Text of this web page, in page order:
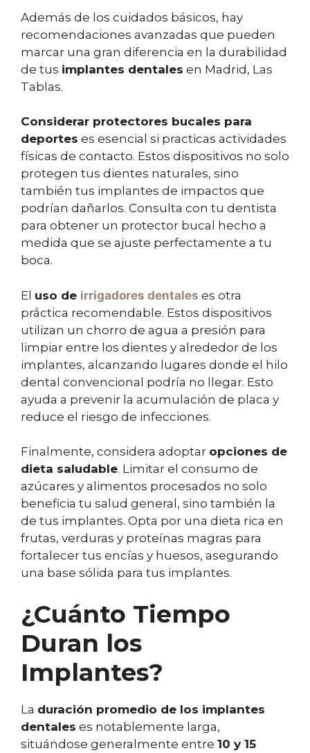
Además de los cuidados básicos, hay
recomendaciones avanzadas que pueden
marcar una gran diferencia en la durabilidad
de tus implantes dentales en Madrid, Las
Tablas.
Considerar protectores bucales para
deportes es esencial si practicas actividades
físicas de contacto. Estos dispositivos no solo
protegen tus dientes naturales, sino
también tus implantes de impactos que
podrían dañarlos. Consulta con tu dentista
para obtener un protector bucal hecho a
medida que se ajuste perfectamente a tu
boca.
El uso de irrigadores dentales es otra
práctica recomendable. Estos dispositivos
utilizan un chorro de agua a presión para
limpiar entre los dientes y alrededor de los
implantes, alcanzando lugares donde el hilo
dental convencional podría no llegar. Esto
ayuda a prevenir la acumulación de placa y
reduce el riesgo de infecciones.
Finalmente, considera adoptar opciones de
dieta saludable. Limitar el consumo de
azúcares y alimentos procesados no solo
beneficia tu salud general, sino también la
de tus implantes. Opta por una dieta rica en
frutas, verduras y proteínas magras para
fortalecer tus encías y huesos, asegurando
una base sólida para tus implantes.
¿Cuánto Tiempo
Duran los
Implantes?
La duración promedio de los implantes
dentales es notablemente larga,
situándose generalmente entre 10 y 15